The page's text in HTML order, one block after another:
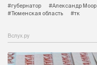
#губернатор
#Александр Моор
#Тюменская область
#тк
Вслух.ру